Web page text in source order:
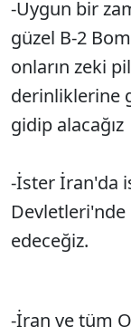
-Uygun bir
güzel B-2
onların zeki
derinliklerine
gidip alacağız
-İster İran'da
edeceğiz.
-İran ve tüm